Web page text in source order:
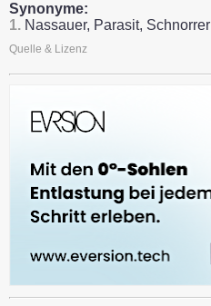
Synonyme:
1. Nassauer, Parasit, Schnorrer
Quelle & Lizenz